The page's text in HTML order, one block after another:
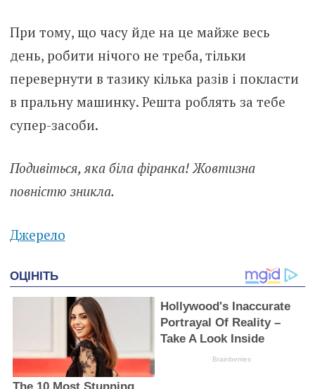
При тому, що часу йде на це майже весь
день, робити нічого не треба, тільки
перевернути в тазику кілька разів і покласти
в пральну машинку. Решта роблять за тебе
супер-засоби.
Подивіться, яка біла фіранка! Жовтизна
повністю зникла.
Джерело